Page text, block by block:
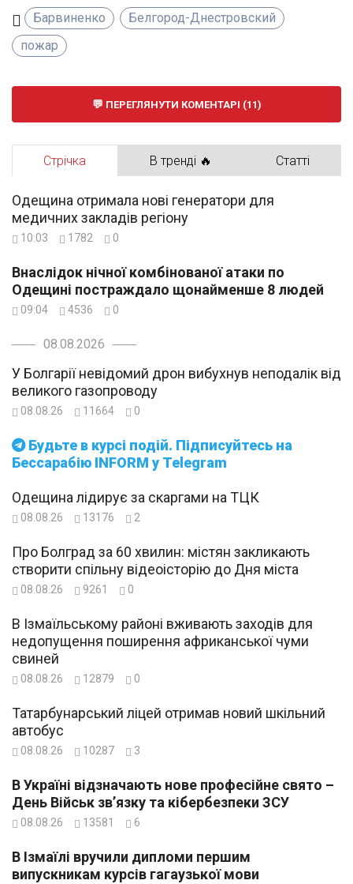
Барвиненко
Белгород-Днестровский
пожар
ПЕРЕГЛЯНУТИ КОМЕНТАРІ (11)
Стрічка В тренді 🔥 Статті
Будьте в курсі подій. Підписуйтесь на
Бессарабію INFORM у Telegram
Одещина отримала нові генератори для
медичних закладів регіону
10:03 1782 0
Внаслідок нічної комбінованої атаки по
Одещині постраждало щонайменше 8 людей
09:04 4536 0
08.08.2026
У Болгарії невідомий дрон вибухнув неподалік від
великого газопроводу
08.08.26 11664 0
Одещина лідирує за скаргами на ТЦК
08.08.26 13176 2
Про Болград за 60 хвилин: містян закликають
створити спільну відеоісторію до Дня міста
08.08.26 9261 0
В Ізмаїльському районі вживають заходів для
недопущення поширення африканської чуми
свиней
08.08.26 12879 0
Татарбунарський ліцей отримав новий шкільний
автобус
08.08.26 10287 3
В Україні відзначають нове професійне свято –
День Військ зв’язку та кібербезпеки ЗСУ
08.08.26 13581 6
В Ізмаїлі вручили дипломи першим
випускникам курсів гагаузької мови